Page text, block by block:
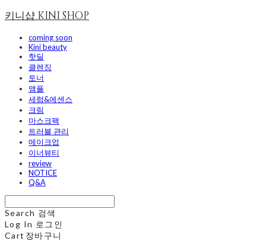
키니샵 KINI SHOP
coming soon
Kini beauty
핫딜
클렌징
토너
앰플
세럼&에센스
크림
마스크팩
트러블 관리
메이크업
이너뷰티
review
NOTICE
Q&A
Search 검색
Log In 로그인
Cart 장바구니